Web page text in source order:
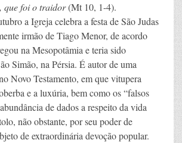
que foi o traidor(Mt 10, 1-4).
a Igreja celebra a festa de São Judas
irmão de Tiago Menor, de acordo
na Mesopotâmia e teria sido
Simão, na Pérsia. É autor de uma
Novo Testamento, em que vitupera
e a luxúria, bem como os “falsos
de dados a respeito da vida
não obstante, por seu poder de
de extraordinária devoção popular.